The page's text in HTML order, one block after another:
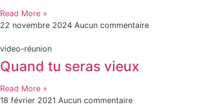
Read More »
22 novembre 2024 Aucun commentaire
video-réunion
Quand tu seras vieux
Read More »
18 février 2021 Aucun commentaire